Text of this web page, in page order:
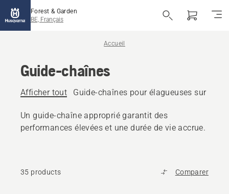
Forest & Garden
BE, Français
Accueil
Guide-chaînes
Afficher tout Guide-chaînes pour élagueuses sur
Un guide-chaîne approprié garantit des
performances élevées et une durée de vie accrue.
35 products Comparer